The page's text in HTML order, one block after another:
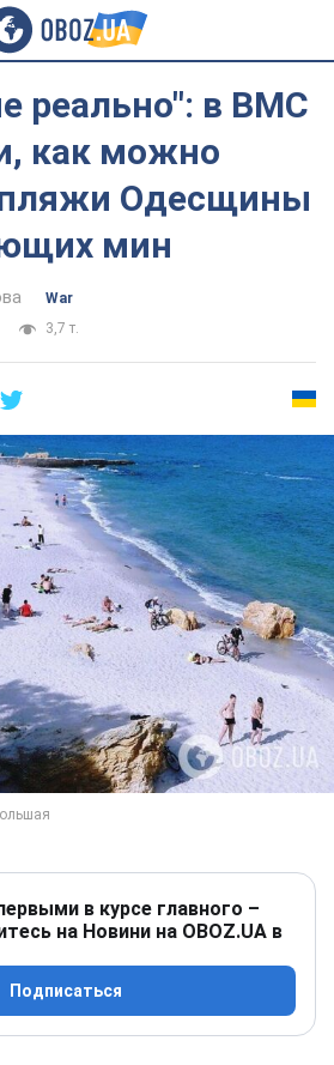
реально": в ВМС
как можно
Одесщины
мин
War
3,7 т.
в курсе главного –
на Новини на OBOZ.UA в
Подписаться